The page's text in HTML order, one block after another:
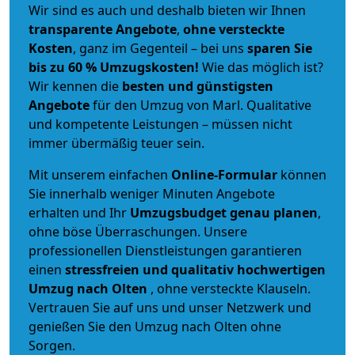
Wir sind es auch und deshalb bieten wir Ihnen
transparente Angebote, ohne versteckte
Kosten, ganz im Gegenteil – bei uns sparen Sie
bis zu 60 % Umzugskosten! Wie das möglich ist?
Wir kennen die besten und günstigsten
Angebotefür den Umzug von Marl. Qualitative
und kompetente Leistungen – müssen nicht
immer übermäßig teuer sein.
Mit unserem einfachen Online-Formular können
Sie innerhalb weniger Minuten Angebote
erhalten und Ihr Umzugsbudgetgenau planen,
ohne böse Überraschungen. Unsere
professionellen Dienstleistungen garantieren
einen stressfreien und qualitativ hochwertigen
Umzug nach Olten , ohne versteckte Klauseln.
Vertrauen Sie auf uns und unser Netzwerk und
genießen Sie den Umzug nach Olten ohne
Sorgen.